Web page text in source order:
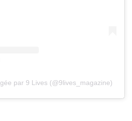
par 9 Lives (@9lives_magazine)